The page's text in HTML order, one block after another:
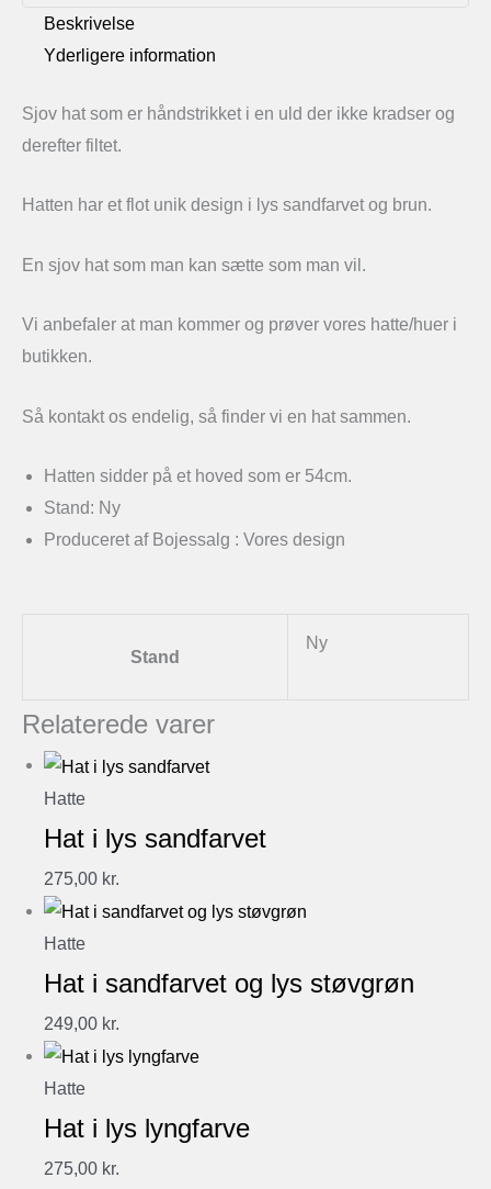
Beskrivelse
Yderligere information
Sjov hat som er håndstrikket i en uld der ikke kradser og
derefter filtet.
Hatten har et flot unik design i lys sandfarvet og brun.
En sjov hat som man kan sætte som man vil.
Vi anbefaler at man kommer og prøver vores hatte/huer i
butikken.
Så kontakt os endelig, så finder vi en hat sammen.
Hatten sidder på et hoved som er 54cm.
Stand: Ny
Produceret af Bojessalg : Vores design
Stand
Ny
Relaterede varer
Hatte
Hat i lys sandfarvet
275,00 kr.
Hatte
Hat i sandfarvet og lys støvgrøn
249,00 kr.
Hatte
Hat i lys lyngfarve
275,00 kr.